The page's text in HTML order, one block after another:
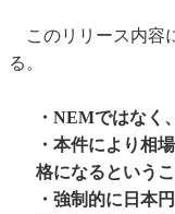
このリリース内容
る。
・NEMではなく
・本件により相
格になるという
・強制的に日本